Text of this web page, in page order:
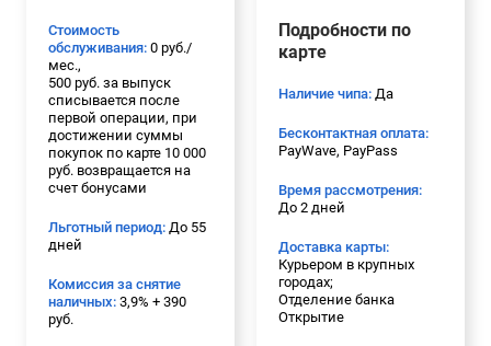
Стоимость
обслуживания: 0 руб./
мес.,
500 руб. за выпуск
списывается после
первой операции, при
достижении суммы
покупок по карте 10 000
руб. возвращается на
счет бонусами
Льготный период: До 55
дней
Комиссия за снятие
наличных: 3,9% + 390
руб.
Подробности по
карте
Наличие чипа: Да
Бесконтактная оплата:
PayWave, PayPass
Время рассмотрения:
До 2 дней
Доставка карты:
Курьером в крупных
городах;
Отделение банка
Открытие